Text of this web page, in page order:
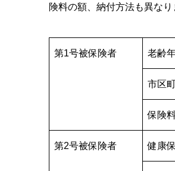
険料の額、納付方法も異なり
第1号被保険者 老齢
市区
保険
第2号被保険者 健康